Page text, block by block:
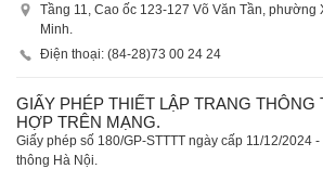
Tầng 11, Cao ốc 123-127 Võ Văn Tần, phường
Minh.
Điện thoại: (84-28)73 00 24 24
GIẤY PHÉP THIẾT LẬP TRANG
HỢP TRÊN MẠNG.
Giấy phép số 180/GP-STTTT ngày cấp 11/12/2024
thông Hà Nội.